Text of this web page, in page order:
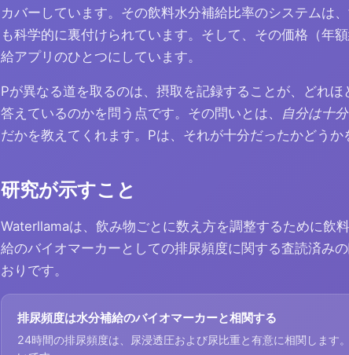
カバーしています。その飲料水分補給比率のシステムは
も科学的に裏付けられています。そして、その価格（年
給アプリのひとつにしています。
Pが異なる道を取るのは、摂取を記録することが、どれ
答えているのかを問う点です。その問いとは、 自分は十
だかを教えてくれます。Pは、それが十分だったかどうか
研究が示すこと
Waterllamaは、飲み物ごとに数え方を調整するために飲
給のバイオマーカーとしての排尿頻度に関する査読済み
おりです。
排尿頻度は水分補給のバイオマーカーと相関する
24時間の排尿頻度は、尿浸透圧および尿比重と有意に相関します